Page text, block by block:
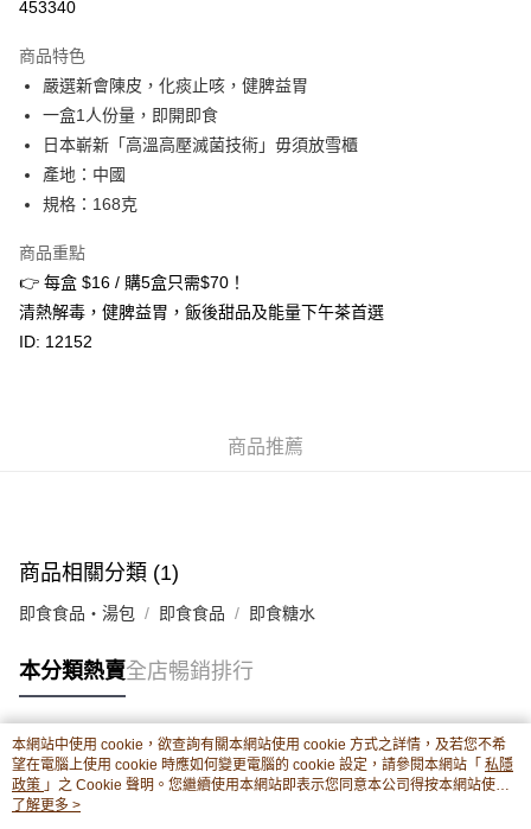
AlipayHK
PayMe
WeChat Pay
BoC Pay
其他轉帳方式
相關說明
轉數快識別碼(FPS ID)：4042362 中國銀行戶口：012-875-1-240680-7 匯
豐銀行戶口：652-589300-838 收款人：PREMIER FOOD LTD 請於24小時
送貨方式
每筆HK$80.00，滿HK$380.00或以上免運費
滿$380免運費 - 送貨到家(3-5個工作天內送達)
每筆HK$80.00，滿HK$380.00或以上免運費
453340
商品特色
嚴選新會陳皮，化痰止咳，健脾益胃
一盒1人份量，即開即食
日本嶄新「高溫高壓滅菌技術」毋須放雪櫃
產地：中國
規格：168克
商品重點
👉 每盒 $16 / 購5盒只需$70！
清熱解毒，健脾益胃，飯後甜品及能量下午茶首選
ID: 12152
商品推薦
商品相關分類 (1)
即食食品・湯包 即食食品 即食糖水
本分類熱賣全店暢銷排行
熱門標籤
熱銷排行
本網站中使用 cookie，欲查詢有關本網站使用 cookie 方式之詳情，及若您不希
望在電腦上使用 cookie 時應如何變更電腦的 cookie 設定，請參閱本網站「 私隱
政策 」之 Cookie 聲明。您繼續使用本網站即表示您同意本公司得按本網站使用
條款之 Cookie 聲明使用 cookie。
了解更多 >